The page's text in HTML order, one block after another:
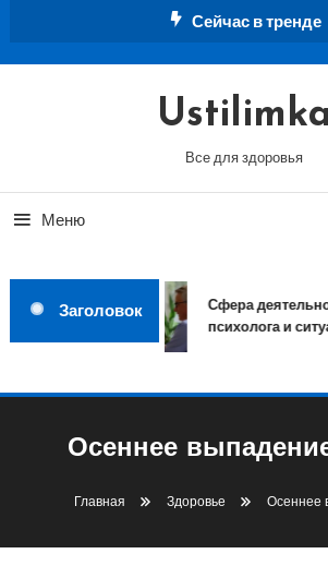
Сейчас в тренде
Ustilimka
Все для здоровья
Меню
Заголовок
Сфера
психолога и
Осеннее
Главная Здоровье Осеннее